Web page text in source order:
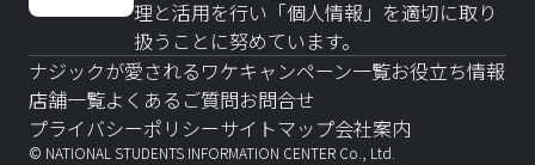
理と活用を行い「個人情報」を適切に取り
扱うことに努めています。
ナジックが愛されるワケキャンペーン一覧お役立ち情報
店舗一覧よくあるご質問お問合せ
プライバシーポリシーサイトマップ会社案内
© NATIONAL STUDENTS INFORMATION CENTER Co., Ltd.